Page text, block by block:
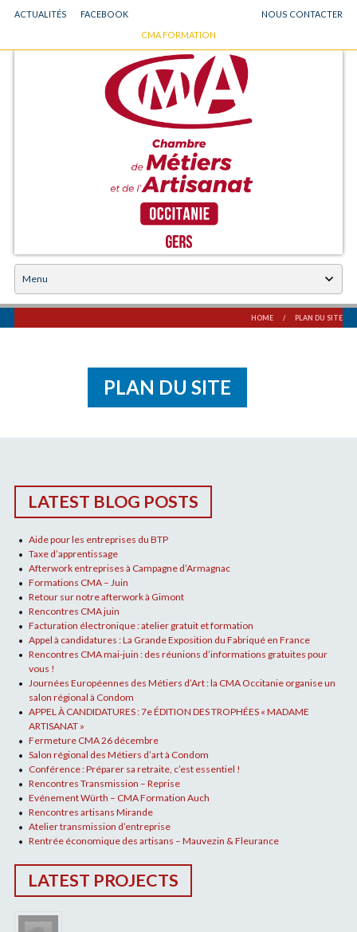
GO
ACTUALITÉS FACEBOOK
NOUS CONTACTER
CMA FORMATION
Chambre des Métiers et de l'Artisanat du Gers
to
HOME / PLAN DU SITE
PLAN DU SITE
LATEST BLOG POSTS
Aide pour les entreprises du BTP
Taxe d’apprentissage
Afterwork entreprises à Campagne d’Armagnac
Formations CMA – Juin
Retour sur notre afterwork à Gimont
Rencontres CMA juin
Facturation électronique : atelier gratuit et formation
Appel à candidatures : La Grande Exposition du Fabriqué en France
Rencontres CMA mai-juin : des réunions d’informations gratuites pour
vous !
Journées Européennes des Métiers d’Art : la CMA Occitanie organise un
salon régional à Condom
APPEL À CANDIDATURES : 7e ÉDITION DES TROPHÉES « MADAME
ARTISANAT »
Fermeture CMA 26 décembre
Salon régional des Métiers d’art à Condom
Conférence : Préparer sa retraite, c’est essentiel !
Rencontres Transmission – Reprise
Evénement Würth – CMA Formation Auch
Rencontres artisans Mirande
Atelier transmission d’entreprise
Rentrée économique des artisans – Mauvezin & Fleurance
LATEST PROJECTS